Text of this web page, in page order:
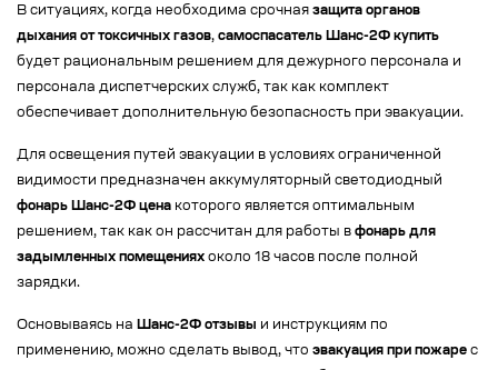
В ситуациях, когда необходима срочная защита органов
дыхания от токсичных газов, самоспасатель Шанс-2Ф купить
будет рациональным решением для дежурного персонала и
персонала диспетчерских служб, так как комплект
обеспечивает дополнительную безопасность при эвакуации.
Для освещения путей эвакуации в условиях ограниченной
видимости предназначен аккумуляторный светодиодный
фонарь Шанс-2Ф цена которого является оптимальным
решением, так как он рассчитан для работы в фонарь для
задымленных помещениях около 18 часов после полной
зарядки.
Основываясь на Шанс-2Ф отзывы и инструкциям по
применению, можно сделать вывод, что эвакуация при пожаре с